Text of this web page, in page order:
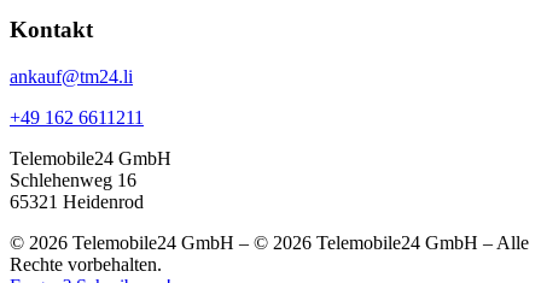
Kontakt
ankauf@tm24.li
+49 162 6611211
Telemobile24 GmbH
Schlehenweg 16
65321 Heidenrod
© 2026 Telemobile24 GmbH – © 2026 Telemobile24 GmbH – Alle
Rechte vorbehalten.